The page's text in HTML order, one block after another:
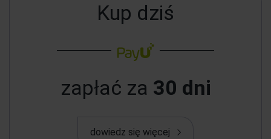
Kup dziś
zapłać za 30 dni
dowiedz się więcej